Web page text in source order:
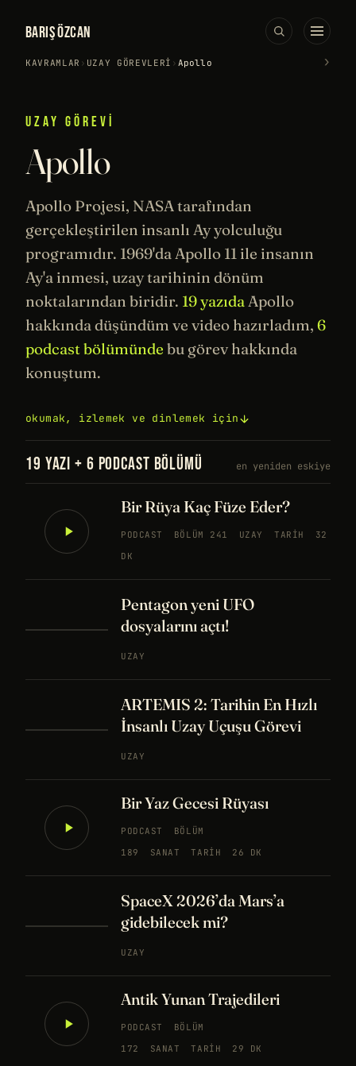
BARIŞ ÖZCAN
KAVRAMLAR › UZAY GÖREVLERI › Apollo ›
UZAY GÖREVI
Apollo
Apollo Projesi, NASAtarafından
gerçekleştirilen insanlı Ay yolculuğu
programıdır. 1969'daApollo 11 ile insanın
Ay'a inmesi, uzaytarihinin dönüm
noktalarından biridir. 19 yazıdaApollo
hakkında düşündüm ve video hazırladım, 6
podcast bölümünde bu görev hakkında
konuştum.
okumak, izlemek ve dinlemek için
19 YAZI + 6 PODCAST BÖLÜMÜ en yeniden eskiye
Bir Rüya Kaç Füze Eder?
PODCAST BÖLÜM 241 UZAY TARIH
32
DK
Pentagon yeni UFO
dosyalarını açtı!
UZAY
ARTEMIS 2: Tarihin En Hızlı
İnsanlı Uzay Uçuşu Görevi
UZAY
Bir Yaz Gecesi Rüyası
PODCAST
BÖLÜM
189
SANAT TARIH 26 DK
SpaceX 2026’da Mars’a
gidebilecek mi?
UZAY
Antik Yunan Trajedileri
PODCAST
BÖLÜM
172
SANAT TARIH 29 DK